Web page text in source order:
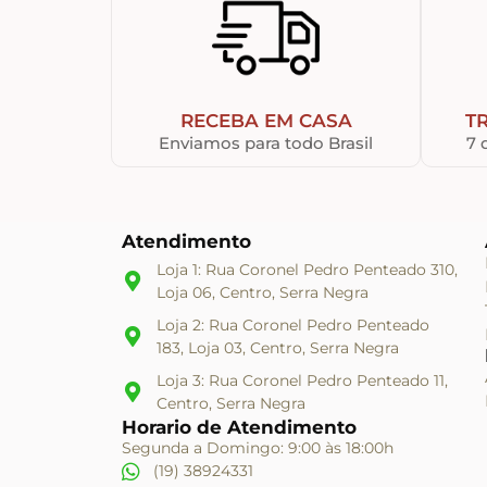
RECEBA EM CASA
Enviamos para todo Brasil 7
Atendimento
Loja 1: Rua Coronel Pedro Penteado 310,
Loja 06, Centro, Serra Negra
Loja 2: Rua Coronel Pedro Penteado
183, Loja 03, Centro, Serra Negra
Loja 3: Rua Coronel Pedro Penteado 11,
Centro, Serra Negra
Horario de Atendimento
Segunda a Domingo: 9:00 às 18:00h
(19) 38924331